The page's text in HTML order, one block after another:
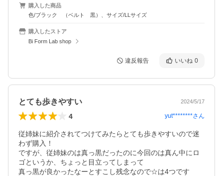
購入した商品
色/ブラック （ベルト 黒）、サイズ/LLサイズ
購入したストア
Bi Form Lab shop
違反報告 いいね 0
とても歩きやすい 2024/5/17
4 yut********さん
従姉妹に紹介されてつけてみたらとても歩きやすいので迷
わず購入！
ですが、従姉妹のは真っ黒だったのに今回のは真ん中にロ
ゴというか、ちょっと目立ってしまって
真っ黒が良かったなーとすこし残念なので☆は4つです